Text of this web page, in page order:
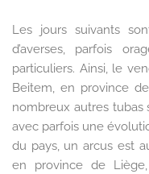
Les jours suivants
d’averses, parfois
particuliers. Ainsi, le
Beitem, en province
nombreux autres tubas
avec parfois une
du pays, un arcus est
en province de